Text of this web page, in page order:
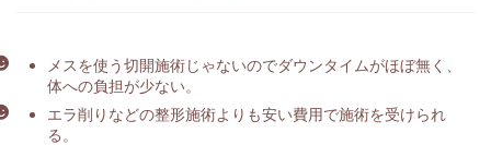
メスを使う切開施術じゃないのでダウンタイムがほぼ無く、
体への負担が少ない。
エラ削りなどの整形施術よりも安い費用で施術を受けられ
る。